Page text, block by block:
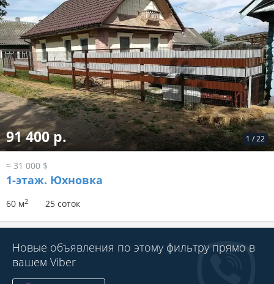
1 /22
91 400 р.
≈ 31 000 $
1-этаж. Юхновка
60 м2 25 соток
Новые объявления по этому фильтру прямо в
вашем Viber